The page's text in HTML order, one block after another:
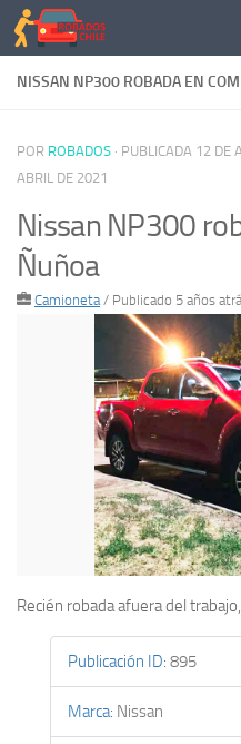
Saltar al contenido
NISSAN NP300 ROBADA EN
POR ROBADOS · PUBLICADA 12 DE
ABRIL DE 2021
Nissan NP300
Ñuñoa
Camioneta/ Publicado 5 años
Recién robada afuera del
Publicación ID: 895
Marca: Nissan